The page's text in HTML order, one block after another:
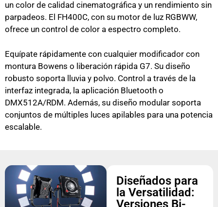
un color de calidad cinematográfica y un rendimiento sin
parpadeos. El FH400C, con su motor de luz RGBWW,
ofrece un control de color a espectro completo.
Equípate rápidamente con cualquier modificador con
montura Bowens o liberación rápida G7. Su diseño
robusto soporta lluvia y polvo. Control a través de la
interfaz integrada, la aplicación Bluetooth o
DMX512A/RDM. Además, su diseño modular soporta
conjuntos de múltiples luces apilables para una potencia
escalable.
Diseñados para
la Versatilidad:
Versiones Bi-